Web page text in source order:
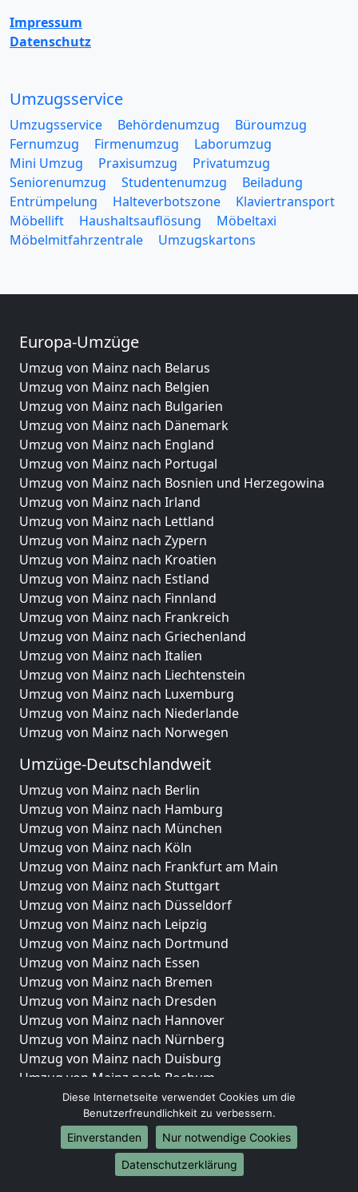
Impressum
Datenschutz
Umzugsservice
Umzugsservice Behördenumzug
Büroumzug
Fernumzug
Firmenumzug
Laborumzug
Mini Umzug
Praxisumzug
Privatumzug
Seniorenumzug
Studentenumzug
Beiladung
Entrümpelung
Halteverbotszone
Klaviertransport
Möbellift
Haushaltsauflösung
Möbeltaxi
Möbelmitfahrzentrale
Umzugskartons
Europa-Umzüge
Umzug von Mainz nach Belarus
Umzug von Mainz nach Belgien
Umzug von Mainz nach Bulgarien
Umzug von Mainz nach Dänemark
Umzug von Mainz nach England
Umzug von Mainz nach Portugal
Umzug von Mainz nach Bosnien und Herzegowina
Umzug von Mainz nach Irland
Umzug von Mainz nach Lettland
Umzug von Mainz nach Zypern
Umzug von Mainz nach Kroatien
Umzug von Mainz nach Estland
Umzug von Mainz nach Finnland
Umzug von Mainz nach Frankreich
Umzug von Mainz nach Griechenland
Umzug von Mainz nach Italien
Umzug von Mainz nach Liechtenstein
Umzug von Mainz nach Luxemburg
Umzug von Mainz nach Niederlande
Umzug von Mainz nach Norwegen
Umzüge-Deutschlandweit
Umzug von Mainz nach Berlin
Umzug von Mainz nach Hamburg
Umzug von Mainz nach München
Umzug von Mainz nach Köln
Umzug von Mainz nach Frankfurt am Main
Umzug von Mainz nach Stuttgart
Umzug von Mainz nach Düsseldorf
Umzug von Mainz nach Leipzig
Umzug von Mainz nach Dortmund
Umzug von Mainz nach Essen
Umzug von Mainz nach Bremen
Umzug von Mainz nach Dresden
Umzug von Mainz nach Hannover
Umzug von Mainz nach Nürnberg
Umzug von Mainz nach Duisburg
Umzug von Mainz nach Bochum
Umzug von Mainz nach Wuppertal
Umzug von Mainz nach Bielefeld
Umzug von Mainz nach Bonn
Umzug von Mainz nach Münster
Diese Internetseite verwendet Cookies um die
Benutzerfreundlichkeit zu verbessern.
Einverstanden
Nur notwendige Cookies
Datenschutzerklärung